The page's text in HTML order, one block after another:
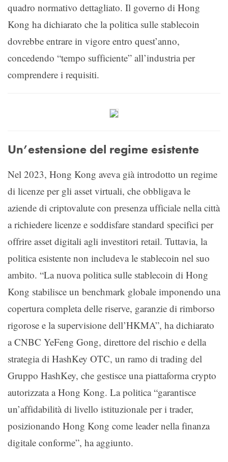
quadro normativo dettagliato. Il governo di Hong
Kong ha dichiarato che la politica sulle stablecoin
dovrebbe entrare in vigore entro quest’anno,
concedendo “tempo sufficiente” all’industria per
comprendere i requisiti.
Un’estensione del regime esistente
Nel 2023, Hong Kong aveva già introdotto un regime
di licenze per gli asset virtuali, che obbligava le
aziende di criptovalute con presenza ufficiale nella città
a richiedere licenze e soddisfare standard specifici per
offrire asset digitali agli investitori retail. Tuttavia, la
politica esistente non includeva le stablecoin nel suo
ambito. “La nuova politica sulle stablecoin di Hong
Kong stabilisce un benchmark globale imponendo una
copertura completa delle riserve, garanzie di rimborso
rigorose e la supervisione dell’HKMA”, ha dichiarato
a CNBC YeFeng Gong, direttore del rischio e della
strategia di HashKey OTC, un ramo di trading del
Gruppo HashKey, che gestisce una piattaforma crypto
autorizzata a Hong Kong. La politica “garantisce
un’affidabilità di livello istituzionale per i trader,
posizionando Hong Kong come leader nella finanza
digitale conforme”, ha aggiunto.